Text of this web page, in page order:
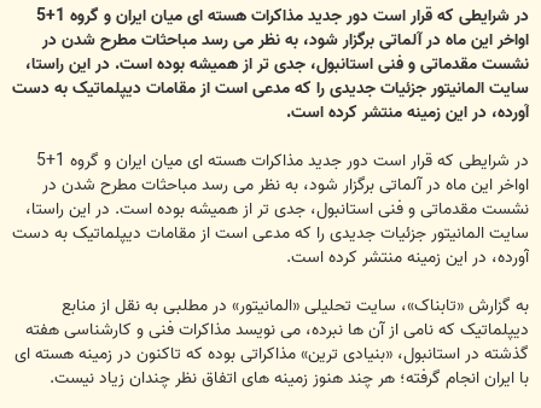
در شرایطی که قرار است دور جدید مذاکرات هسته ای میان ایران و گروه 1+5
اواخر این ماه در آلماتی برگزار شود، به نظر می رسد مباحثات مطرح شدن در
نشست مقدماتی و فنی استانبول، جدی تر از همیشه بوده است. در این راستا،
سایت المانیتور جزئیات جدیدی را که مدعی است از مقامات دیپلماتیک به دست
آورده، در این زمینه منتشر کرده است.
در شرایطی که قرار است دور جدید مذاکرات هسته ای میان ایران و گروه 1+5
اواخر این ماه در آلماتی برگزار شود، به نظر می رسد مباحثات مطرح شدن در
نشست مقدماتی و فنی استانبول، جدی تر از همیشه بوده است. در این راستا،
سایت المانیتور جزئیات جدیدی را که مدعی است از مقامات دیپلماتیک به دست
آورده، در این زمینه منتشر کرده است.
به گزارش «تابناک»، سایت تحلیلی «المانیتور» در مطلبی به نقل از منابع
دیپلماتیک که نامی از آن ها نبرده، می نویسد مذاکرات فنی و کارشناسی هفته
گذشته در استانبول، «بنیادی ترین» مذاکراتی بوده که تاکنون در زمینه هسته ای
با ایران انجام گرفته؛ هر چند هنوز زمینه های اتفاق نظر چندان زیاد نیست.